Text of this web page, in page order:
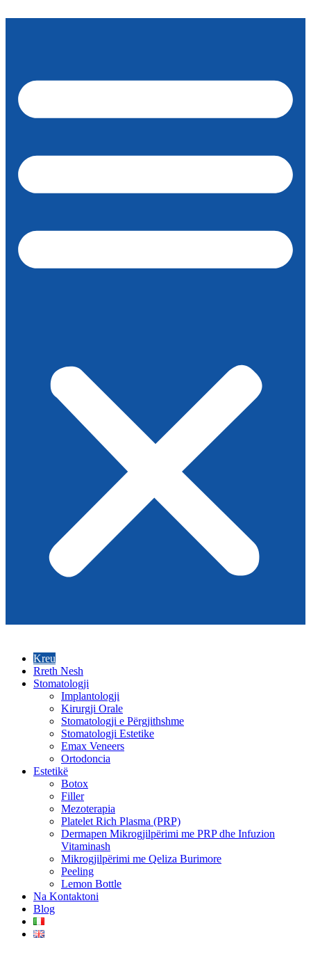
Kreu
Rreth Nesh
Stomatologji
Implantologji
Kirurgji Orale
Stomatologji e Përgjithshme
Stomatologji Estetike
Emax Veneers
Ortodoncia
Estetikë
Botox
Filler
Mezoterapia
Platelet Rich Plasma (PRP)
Dermapen Mikrogjilpërimi me PRP dhe Infuzion
Vitaminash
Mikrogjilpërimi me Qeliza Burimore
Peeling
Lemon Bottle
Na Kontaktoni
Blog